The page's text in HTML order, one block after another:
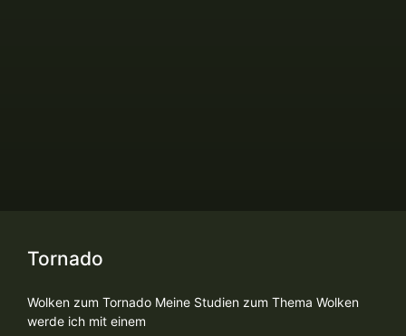
Tornado
Wolken zum Tornado Meine Studien zum Thema Wolken
werde ich mit einem